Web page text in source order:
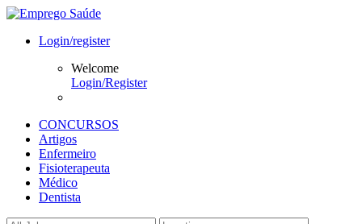
Login/register
Welcome
Login/Register
CONCURSOS
Artigos
Enfermeiro
Fisioterapeuta
Médico
Dentista